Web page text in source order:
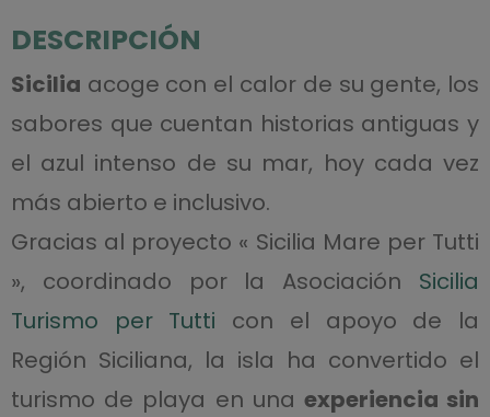
DESCRIPCIÓN
Sicilia acoge con el calor de su gente, los
sabores que cuentan historias antiguas y
el azul intenso de su mar, hoy cada vez
más abierto e inclusivo.
Gracias al proyecto « Sicilia Mare per Tutti
», coordinado por la Asociación Sicilia
Turismo per Tutti con el apoyo de la
Región Siciliana, la isla ha convertido el
turismo de playa en una experiencia sin